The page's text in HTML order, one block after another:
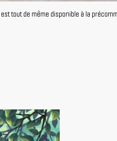
tout de même disponible à la